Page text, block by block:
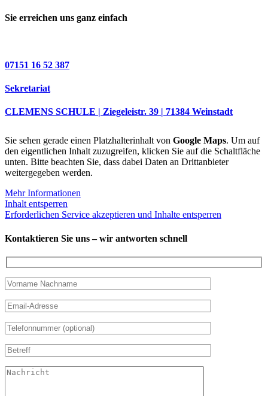
Sie erreichen uns ganz einfach
07151 16 52 387
Sekretariat
CLEMENS SCHULE | Ziegeleistr. 39 | 71384 Weinstadt
Sie sehen gerade einen Platzhalterinhalt von Google Maps. Um auf
den eigentlichen Inhalt zuzugreifen, klicken Sie auf die Schaltfläche
unten. Bitte beachten Sie, dass dabei Daten an Drittanbieter
weitergegeben werden.
Mehr Informationen
Inhalt entsperren
Erforderlichen Service akzeptieren und Inhalte entsperren
Kontaktieren Sie uns – wir antworten schnell